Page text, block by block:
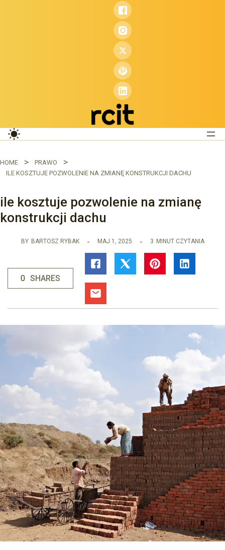
HOME
PRAWO
ILE KOSZTUJE POZWOLENIE NA ZMIANĘ KONSTRUKCJI DACHU
ile kosztuje pozwolenie na zmianę
konstrukcji dachu
BY BARTOSZ RYBAK MAJ 1, 2025 3 MINUT CZYTANIA
0 SHARES